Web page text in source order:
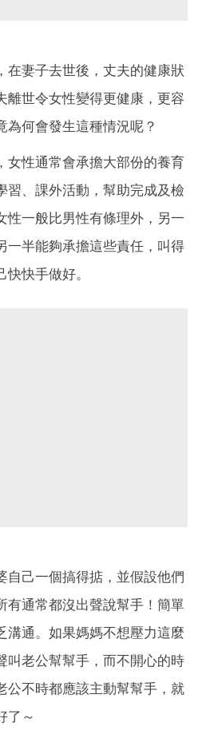
在妻子去世後，丈夫的健康狀
離世令女性變得更健康，更容
為何會發生這種情況呢？
女性通常會承擔大部份的養育
習、課外活動，幫助完成及檢
性一般比男性有條理外，另一
一半能夠承擔這些責任，叫得
快手做好。
自己一個搞得掂，並假設他們
有通常都沒出聲說幫手！簡單
溝通。如果媽媽不想壓力這麼
叫老公幫幫手，而不開心的時
公不時都應該主動幫幫手，就
了～